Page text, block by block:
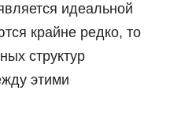
идеальной
крайне редко, то
структур
этими